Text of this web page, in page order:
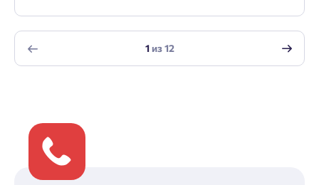
1из12